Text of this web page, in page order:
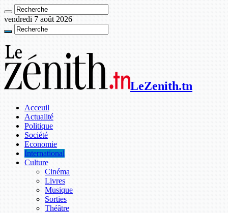
vendredi 7 août 2026
LeZenith.tn
Acceuil
Actualité
Politique
Société
Economie
International
Culture
Cinéma
Livres
Musique
Sorties
Théâtre